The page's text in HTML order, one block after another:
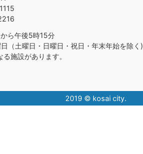
ら午後5時15分
（土曜日・日曜日・祝日・年末年始を除く)
施設があります。
2019 © kosai city.